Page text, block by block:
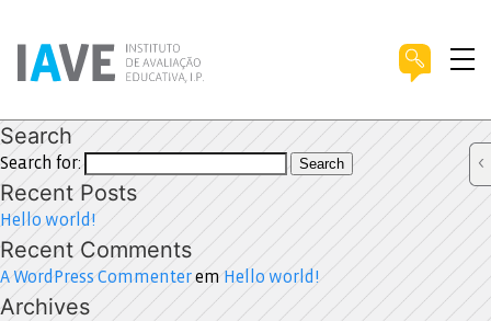
Search
Search for: Search
Recent Posts
Hello world!
Recent Comments
A WordPress Commenterem Hello world!
Archives